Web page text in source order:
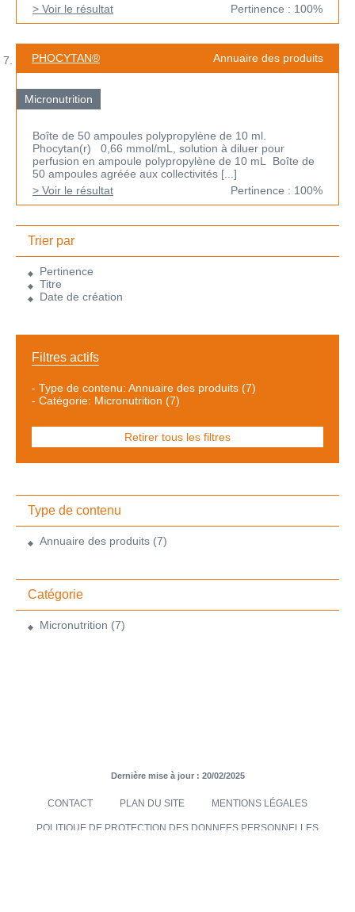
> Voir le résultat
Pertinence : 100%
PHOCYTAN® Annuaire des produits
Micronutrition
Boîte de 50 ampoules polypropylène de 10 ml.
Phocytan(r) 0,66 mmol/mL, solution à diluer pour
perfusion en ampoule polypropylène de 10 mL Boîte de
50 ampoules agréée aux collectivités [...]
> Voir le résultat
Pertinence : 100%
Trier par
Pertinence
Titre
Date de création
Filtres actifs
- Type de contenu: Annuaire des produits (7)
- Catégorie: Micronutrition (7)
Retirer tous les filtres
Type de contenu
Annuaire des produits (7)
Catégorie
Micronutrition (7)
Dernière mise à jour : 20/02/2025
CONTACT PLAN DU SITE MENTIONS LÉGALES
POLITIQUE DE PROTECTION DES DONNEES PERSONNELLES